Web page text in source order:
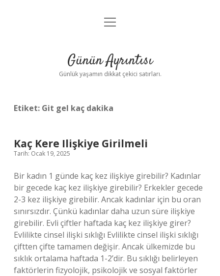
Anasayfa
Yasal Uyarı
menüyü
Günün Ayrıntısı
Günlük yaşamın dikkat çekici satırları.
Etiket: Git gel kaç dakika
Kaç Kere Ilişkiye Girilmeli
Tarih: Ocak 19, 2025
Bir kadın 1 günde kaç kez ilişkiye girebilir? Kadınlar
bir gecede kaç kez ilişkiye girebilir? Erkekler gecede
2-3 kez ilişkiye girebilir. Ancak kadınlar için bu oran
sınırsızdır. Çünkü kadınlar daha uzun süre ilişkiye
girebilir. Evli çiftler haftada kaç kez ilişkiye girer?
Evlilikte cinsel ilişki sıklığı Evlilikte cinsel ilişki sıklığı
çiftten çifte tamamen değişir. Ancak ülkemizde bu
sıklık ortalama haftada 1-2’dir. Bu sıklığı belirleyen
faktörlerin fizyolojik, psikolojik ve sosyal faktörler